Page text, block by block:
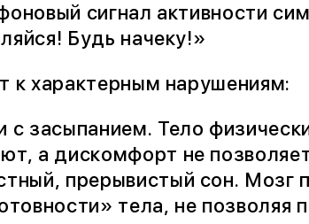
сигнал активности
Будь начеку!»
к характерным нарушениям:
с засыпанием. Тело
а дискомфорт не
прерывистый сон. Мозг
тела, не позволяя